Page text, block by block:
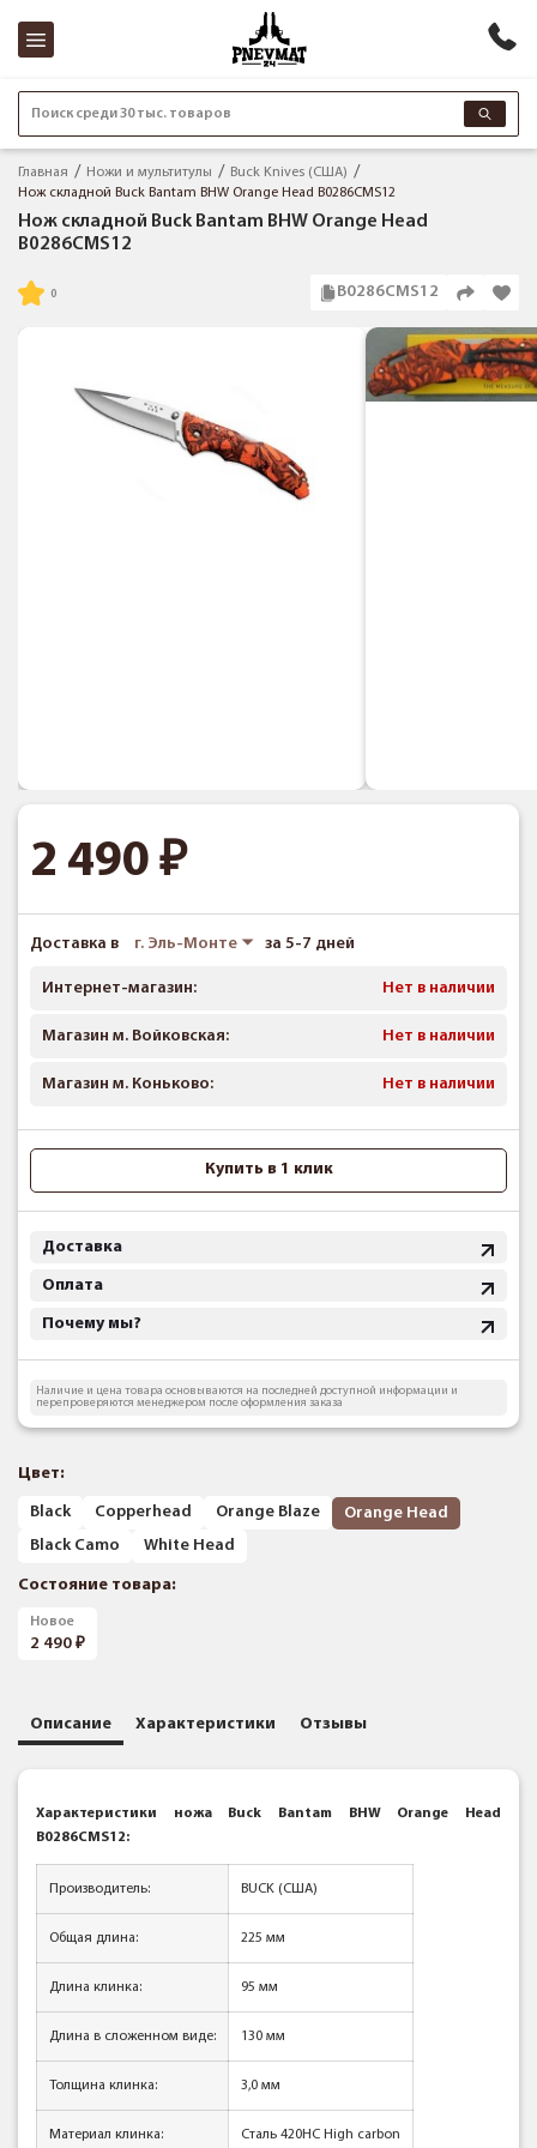
Поиск среди 30 тыс. товаров
Главная Ножи и мультитулы
Buck Knives (США)
Нож складной Buck Bantam BHW Orange Head B0286CMS12
Нож складной Buck Bantam BHW Orange Head
B0286CMS12
B0286CMS12
2 490
Доставка в г. Эль-Монте за 5-7 дней
Интернет-магазин: Нет в наличии
Магазин м. Войковская: Нет в наличии
Магазин м. Коньково: Нет в наличии
Купить в 1 клик
Доставка
Оплата
Почему мы?
Наличие и цена товара основываются на последней доступной информации и
перепроверяются менеджером после оформления заказа
Цвет:
Black Copperhead Orange Blaze
Orange Head
Black Camo
White Head
Состояние товара:
Новое
2 490
Описание Характеристики Отзывы
Характеристики ножа Buck Bantam BHW Orange Head
B0286CMS12:
Производитель: BUCK (США)
Общая длина: 225 мм
Длина клинка: 95 мм
Длина в сложенном виде: 130 мм
Толщина клинка: 3,0 мм
Материал клинка: Сталь 420НС High carbon